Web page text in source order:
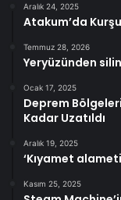
Aralık 24, 2025
Atakum’da
Temmuz 28, 2026
Yeryüzünden
Ocak 17, 2025
Deprem
Kadar Uzatıldı
Aralık 19, 2025
‘Kıyamet
Kasım 25, 2025